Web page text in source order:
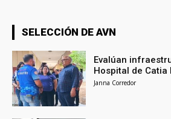
SELECCIÓN DE AVN
Evalúan
Hospital de Catia
Janna Corredor